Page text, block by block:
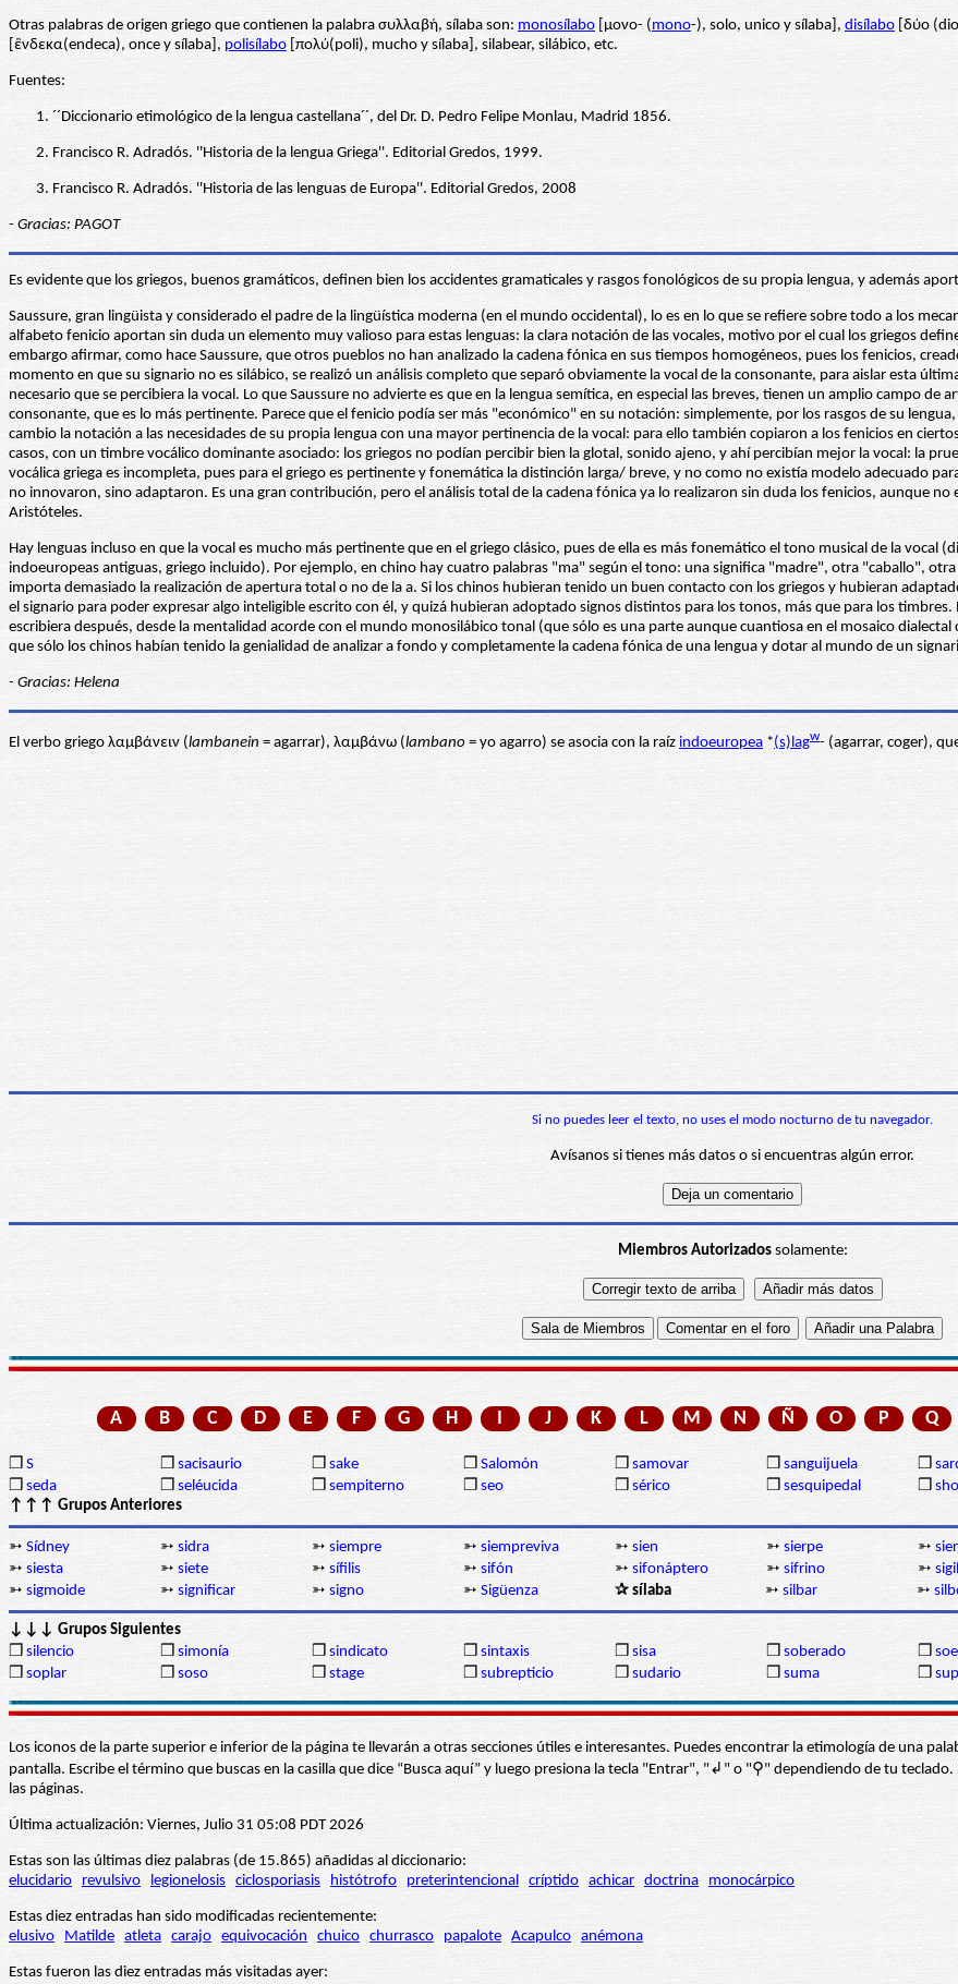
Otras palabras de origen griego que contienen la palabra συλλαβή, sílaba son: monosílabo [μονο- (mono-), solo, unico y sílaba], disílabo [δύο
[ἓνδεκα(endeca), once y sílaba], polisílabo [πολύ(poli), mucho y sílaba], silabear, silábico, etc.
Fuentes:
´´Diccionario etimológico de la lengua castellana´´, del Dr. D. Pedro Felipe Monlau, Madrid 1856.
Francisco R. Adradós. ''Historia de la lengua Griega''. Editorial Gredos, 1999.
Francisco R. Adradós. ''Historia de las lenguas de Europa''. Editorial Gredos, 2008
- Gracias: PAGOT
Es evidente que los griegos, buenos gramáticos, definen bien los accidentes gramaticales y rasgos fonológicos de su propia lengua, y además
Saussure, gran lingüista y considerado el padre de la lingüística moderna (en el mundo occidental), lo es en lo que se refiere sobre todo a los
alfabeto fenicio aportan sin duda un elemento muy valioso para estas lenguas: la clara notación de las vocales, motivo por el cual los griegos
embargo afirmar, como hace Saussure, que otros pueblos no han analizado la cadena fónica en sus tiempos homogéneos, pues los fenicios,
momento en que su signario no es silábico, se realizó un análisis completo que separó obviamente la vocal de la consonante, para aislar esta
necesario que se percibiera la vocal. Lo que Saussure no advierte es que en la lengua semítica, en especial las breves, tienen un amplio campo de
consonante, que es lo más pertinente. Parece que el fenicio podía ser más "económico" en su notación: simplemente, por los rasgos de su
cambio la notación a las necesidades de su propia lengua con una mayor pertinencia de la vocal: para ello también copiaron a los fenicios en
casos, con un timbre vocálico dominante asociado: los griegos no podían percibir bien la glotal, sonido ajeno, y ahí percibían mejor la vocal: la
vocálica griega es incompleta, pues para el griego es pertinente y fonemática la distinción larga/ breve, y no como no existía modelo adecuado
no innovaron, sino adaptaron. Es una gran contribución, pero el análisis total de la cadena fónica ya lo realizaron sin duda los fenicios, aunque
Aristóteles.
Hay lenguas incluso en que la vocal es mucho más pertinente que en el griego clásico, pues de ella es más fonemático el tono musical de la vocal
indoeuropeas antiguas, griego incluido). Por ejemplo, en chino hay cuatro palabras "ma" según el tono: una significa "madre", otra "caballo",
importa demasiado la realización de apertura total o no de la a. Si los chinos hubieran tenido un buen contacto con los griegos y hubieran
el signario para poder expresar algo inteligible escrito con él, y quizá hubieran adoptado signos distintos para los tonos, más que para los
escribiera después, desde la mentalidad acorde con el mundo monosilábico tonal (que sólo es una parte aunque cuantiosa en el mosaico
que sólo los chinos habían tenido la genialidad de analizar a fondo y completamente la cadena fónica de una lengua y dotar al mundo de un
- Gracias: Helena
El verbo griego λαμβάνειν (lambanein = agarrar), λαμβάνω (lambano = yo agarro) se asocia con la raíz indoeuropea *(s)lagw- (agarrar, coger),
Si no puedes leer el texto, no uses el modo nocturno de tu navegador.
Avísanos si tienes más datos o si encuentras algún error.
Miembros Autorizadossolamente:
A B C D E F G H I J K L M N Ñ O P Q
❒ S ❒ sacisaurio ❒ sake ❒ Salomón ❒ samovar ❒ sanguijuela ❒
❒ seda ❒ seléucida ❒ sempiterno ❒ seo ❒ sérico ❒ sesquipedal ❒
↑↑↑ Grupos Anteriores
➳ Sídney ➳ sidra ➳ siempre ➳ siempreviva ➳ sien ➳ sierpe ➳
➳ siesta ➳ siete ➳ sífilis ➳ sifón ➳ sifonáptero ➳ sifrino ➳
➳ sigmoide ➳ significar ➳ signo ➳ Sigüenza ✰ sílaba ➳ silbar ➳
↓↓↓ Grupos Siguientes
❒ silencio ❒ simonía ❒ sindicato ❒ sintaxis ❒ sisa ❒ soberado ❒
❒ soplar ❒ soso ❒ stage ❒ subrepticio ❒ sudario ❒ suma ❒
Los iconos de la parte superior e inferior de la página te llevarán a otras secciones útiles e interesantes. Puedes encontrar la etimología de una
pantalla. Escribe el término que buscas en la casilla que dice “Busca aquí” y luego presiona la tecla "Entrar", "↲" o "⚲" dependiendo de tu
las páginas.
Última actualización: Viernes, Julio 31 05:08 PDT 2026
Estas son las últimas diez palabras (de 15.865) añadidas al diccionario:
elucidario
revulsivo legionelosis ciclosporiasis histótrofo preterintencional críptido achicar doctrina monocárpico
Estas diez entradas han sido modificadas recientemente:
elusivo
Matilde atleta carajo equivocación chuico churrasco papalote Acapulco anémona
Estas fueron las diez entradas más visitadas ayer: